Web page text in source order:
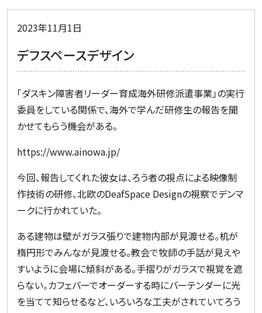
2023年11月1日
デフスペースデザイン
「ダスキン障害者リーダー育成海外研修派遣事業」の実行
委員をしている関係で、海外で学んだ研修生の報告を聞
かせてもらう機会がある。
https://www.ainowa.jp/
今回、報告してくれた彼女は、ろう者の視点による映像制
作技術の研修、北欧のDeafSpace Designの視察でデンマ
ークに行かれていた。
ある建物は壁がガラス張りで建物内部が見渡せる。机が
楕円形でみんなが見渡せる。教会で牧師の手話が見えや
すいように会場に傾斜がある。手摺りがガラスで視覚を遮
らない。カフェバーでオーダーする時にバーテンダーに光
を当てて知らせるなど、いろいろな工夫がされていてろう